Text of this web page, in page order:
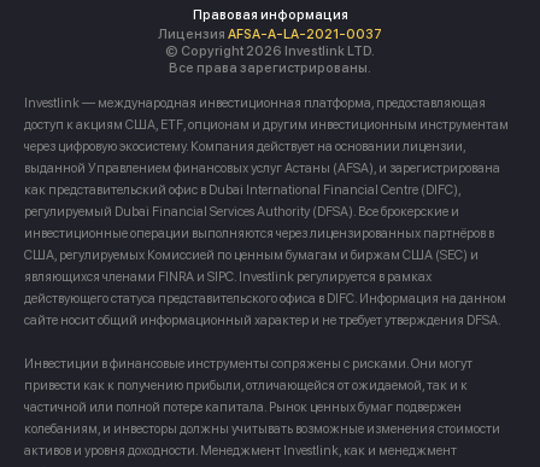
Правовая информация
Лицензия AFSA-A-LA-2021-0037
© Copyright 2026 Investlink LTD.
Все права зарегистрированы.
Investlink — международная инвестиционная платформа, предоставляющая
доступ к акциям США, ETF, опционам и другим инвестиционным инструментам
через цифровую экосистему. Компания действует на основании лицензии,
выданной Управлением финансовых услуг Астаны (AFSA), и зарегистрирована
как представительский офис в Dubai International Financial Centre (DIFC),
регулируемый Dubai Financial Services Authority (DFSA). Все брокерские и
инвестиционные операции выполняются через лицензированных партнёров в
США, регулируемых Комиссией по ценным бумагам и биржам США (SEC) и
являющихся членами FINRA и SIPC. Investlink регулируется в рамках
действующего статуса представительского офиса в DIFC. Информация на данном
сайте носит общий информационный характер и не требует утверждения DFSA.
Инвестиции в финансовые инструменты сопряжены с рисками. Они могут
привести как к получению прибыли, отличающейся от ожидаемой, так и к
частичной или полной потере капитала. Рынок ценных бумаг подвержен
колебаниям, и инвесторы должны учитывать возможные изменения стоимости
активов и уровня доходности. Менеджмент Investlink, как и менеджмент